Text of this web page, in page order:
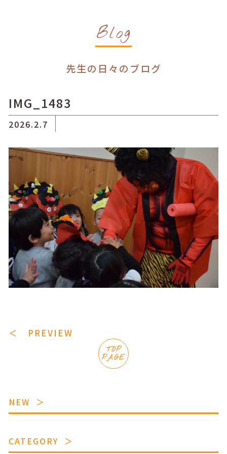
Blog
先生の日々のブログ
IMG_1483
2026.2.7
＜ PREVIEW
TOP
PAGE
NEW
CATEGORY